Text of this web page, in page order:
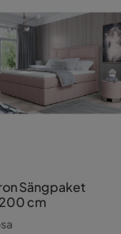
Sängpaket
cm